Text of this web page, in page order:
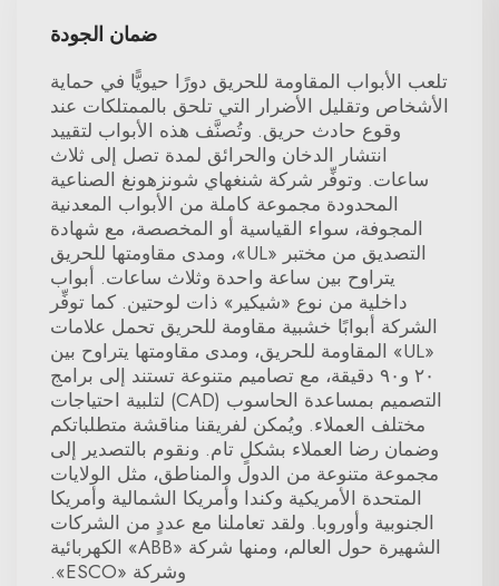
ضمان الجودة
تلعب الأبواب المقاومة للحريق دورًا حيويًّا في حماية
الأشخاص وتقليل الأضرار التي تلحق بالممتلكات عند
وقوع حادث حريق. وتُصنَّف هذه الأبواب لتقييد
انتشار الدخان والحرائق لمدة تصل إلى ثلاث
ساعات. وتوفِّر شركة شنغهاي شونزهونغ الصناعية
المحدودة مجموعة كاملة من الأبواب المعدنية
المجوفة، سواء القياسية أو المخصصة، مع شهادة
التصديق من مختبر «UL»، ومدى مقاومتها للحريق
يتراوح بين ساعة واحدة وثلاث ساعات. أبواب
داخلية من نوع «شيكير» ذات لوحتين. كما توفِّر
الشركة أبوابًا خشبية مقاومة للحريق تحمل علامات
«UL» المقاومة للحريق، ومدى مقاومتها يتراوح بين
٢٠ و٩٠ دقيقة، مع تصاميم متنوعة تستند إلى برامج
التصميم بمساعدة الحاسوب (CAD) لتلبية احتياجات
مختلف العملاء. ويُمكن لفريقنا مناقشة متطلباتكم
وضمان رضا العملاء بشكلٍ تام. ونقوم بالتصدير إلى
مجموعة متنوعة من الدول والمناطق، مثل الولايات
المتحدة الأمريكية وكندا وأمريكا الشمالية وأمريكا
الجنوبية وأوروبا. ولقد تعاملنا مع عددٍ من الشركات
الشهيرة حول العالم، ومنها شركة «ABB» الكهربائية
وشركة «ESCO».